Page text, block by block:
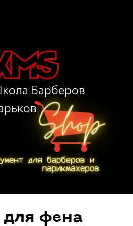
Барберов
для фена